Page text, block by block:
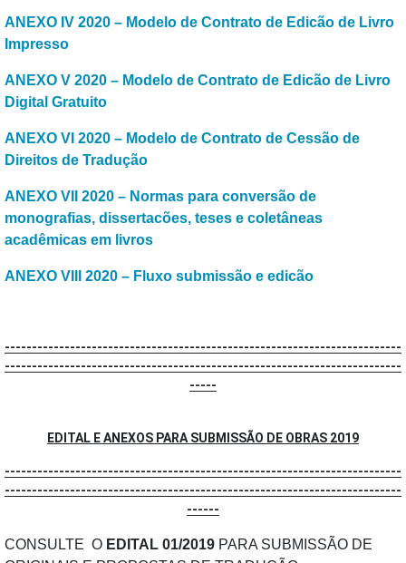
ANEXO IV 2020 – Modelo de Contrato de Edicão de Livro
Impresso
ANEXO V 2020 – Modelo de Contrato de Edicão de Livro
Digital Gratuito
ANEXO VI 2020 – Modelo de Contrato de Cessão de
Direitos de Tradução
ANEXO VII 2020 – Normas para conversão de
monografias, dissertacões, teses e coletâneas
acadêmicas em livros
ANEXO VIII 2020 – Fluxo submissão e edicão
-------------------------------------------------------------------------
-------------------------------------------------------------------------
-----
EDITAL E ANEXOS PARA SUBMISSÃO DE OBRAS 2019
-------------------------------------------------------------------------
-------------------------------------------------------------------------
------
CONSULTE O EDITAL 01/2019 PARA SUBMISSÃO DE